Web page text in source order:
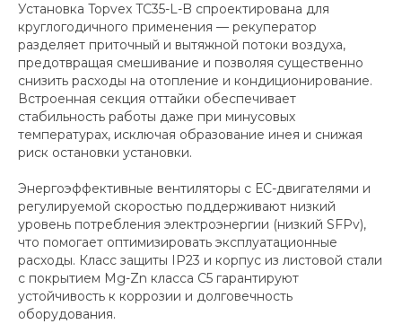
Установка Topvex TC35-L-B спроектирована для
круглогодичного применения — рекуператор
разделяет приточный и вытяжной потоки воздуха,
предотвращая смешивание и позволяя существенно
снизить расходы на отопление и кондиционирование.
Встроенная секция оттайки обеспечивает
стабильность работы даже при минусовых
температурах, исключая образование инея и снижая
риск остановки установки.
Энергоэффективные вентиляторы с ЕС-двигателями и
регулируемой скоростью поддерживают низкий
уровень потребления электроэнергии (низкий SFPv),
что помогает оптимизировать эксплуатационные
расходы. Класс защиты IP23 и корпус из листовой стали
с покрытием Mg-Zn класса C5 гарантируют
устойчивость к коррозии и долговечность
оборудования.